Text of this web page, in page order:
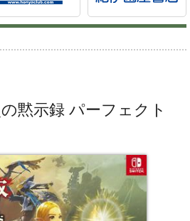
黙示録 パーフェクト